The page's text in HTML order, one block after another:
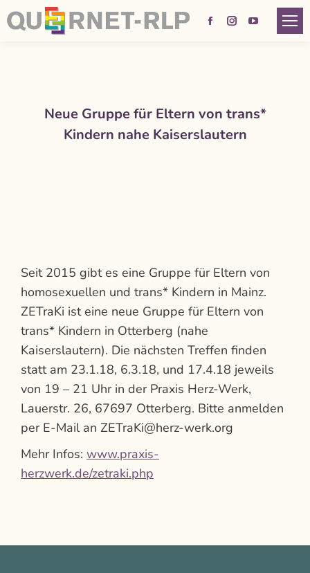
Facebook
new
window
Instagram
YouTube
new
Neue Gruppe für Eltern von trans*
Kindern nahe Kaiserslautern
Seit 2015 gibt es eine Gruppe für Eltern von
homosexuellen und trans* Kindern in Mainz.
ZETraKi ist eine neue Gruppe für Eltern von
trans* Kindern in Otterberg (nahe
Kaiserslautern). Die nächsten Treffen finden
statt am 23.1.18, 6.3.18, und 17.4.18 jeweils
von 19 – 21 Uhr in der Praxis Herz-Werk,
Lauerstr. 26, 67697 Otterberg. Bitte anmelden
per E-Mail an ZETraKi@herz-werk.org
Mehr Infos: www.praxis-
herzwerk.de/zetraki.php